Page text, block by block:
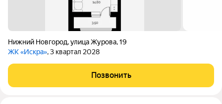
Нижний Новгород,улица Журова,19
ЖК «Искра», 3 квартал 2028
Позвонить